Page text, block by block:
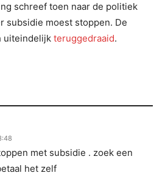
schreef toen naar de politiek
subsidie moest stoppen. De
uiteindelijk teruggedraaid.
met subsidie . zoek een
het zelf